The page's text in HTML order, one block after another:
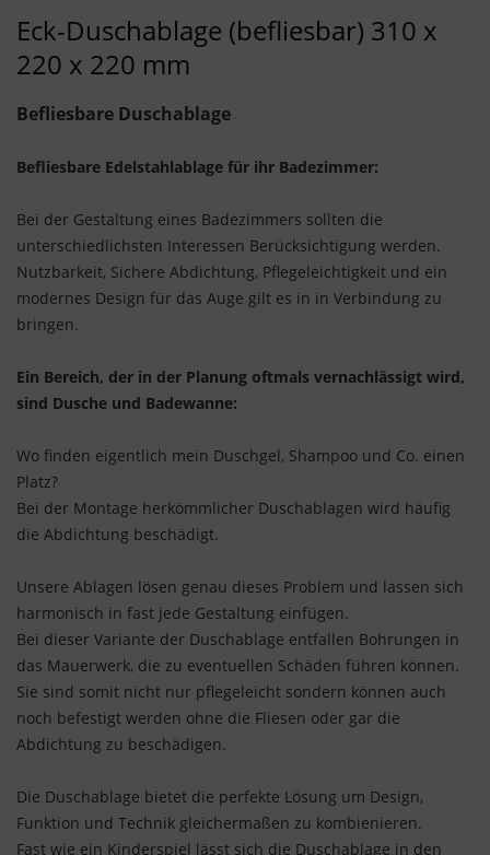
Eck-Duschablage (befliesbar) 310 x
220 x 220 mm
Befliesbare Duschablage
Befliesbare Edelstahlablage für ihr Badezimmer:
Bei der Gestaltung eines Badezimmers sollten die
unterschiedlichsten Interessen Berücksichtigung werden.
Nutzbarkeit, Sichere Abdichtung, Pflegeleichtigkeit und ein
modernes Design für das Auge gilt es in in Verbindung zu
bringen.
Ein Bereich, der in der Planung oftmals vernachlässigt wird,
sind Dusche und Badewanne:
Wo finden eigentlich mein Duschgel, Shampoo und Co. einen
Platz?
Bei der Montage herkömmlicher Duschablagen wird häufig
die Abdichtung beschädigt.
Unsere Ablagen lösen genau dieses Problem und lassen sich
harmonisch in fast jede Gestaltung einfügen.
Bei dieser Variante der Duschablage entfallen Bohrungen in
das Mauerwerk, die zu eventuellen Schäden führen können.
Sie sind somit nicht nur pflegeleicht sondern können auch
noch befestigt werden ohne die Fliesen oder gar die
Abdichtung zu beschädigen.
Die Duschablage bietet die perfekte Lösung um Design,
Funktion und Technik gleichermaßen zu kombienieren.
Fast wie ein Kinderspiel lässt sich die Duschablage in den